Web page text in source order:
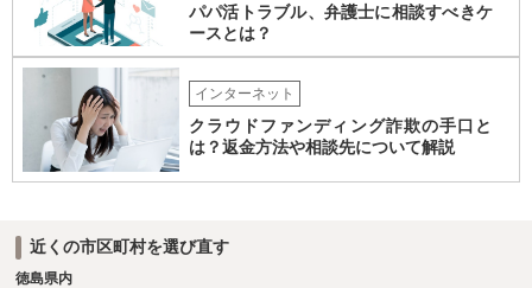
パパ活トラブル、弁護士に相談すべきケ
ースとは？
インターネット
クラウドファンディング詐欺の手口と
は？返金方法や相談先について解説
近くの市区町村を選び直す
徳島県内